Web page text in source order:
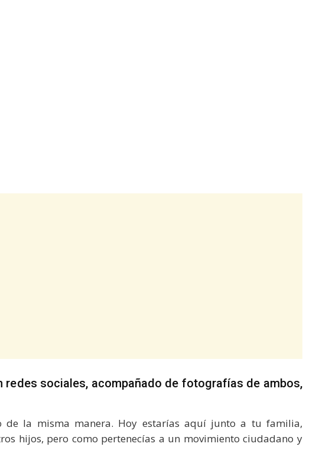
redes sociales, acompañado de fotografías de ambos,
de la misma manera. Hoy estarías aquí junto a tu familia,
hijos, pero como pertenecías a un movimiento ciudadano y